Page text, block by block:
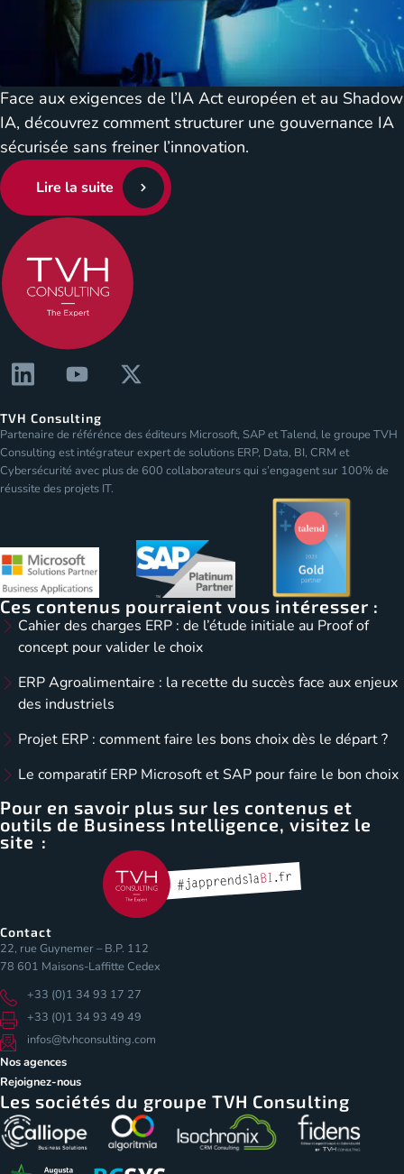
Face aux exigences de l’IA Act européen et au Shadow
IA, découvrez comment structurer une gouvernance IA
sécurisée sans freiner l’innovation.
Lire la suite
TVH Consulting
Partenaire de référénce des éditeurs Microsoft, SAP et Talend, le groupe TVH
Consulting est intégrateur expert de solutions ERP, Data, BI, CRM et
Cybersécurité avec plus de 600 collaborateurs qui s’engagent sur 100% de
réussite des projets IT.
Ces contenus pourraient vous intéresser :
Cahier des charges ERP : de l’étude initiale au Proof of
concept pour valider le choix
ERP Agroalimentaire : la recette du succès face aux enjeux
des industriels
Projet ERP : comment faire les bons choix dès le départ ?
Le comparatif ERP Microsoft et SAP pour faire le bon choix
Pour en savoir plus sur les contenus et
outils de Business Intelligence, visitez le
site :
Contact
22, rue Guynemer – B.P. 112
78 601 Maisons-Laffitte Cedex
+33 (0)1 34 93 17 27
+33 (0)1 34 93 49 49
infos@tvhconsulting.com
Nos agences
Rejoignez-nous
Les sociétés du groupe TVH Consulting